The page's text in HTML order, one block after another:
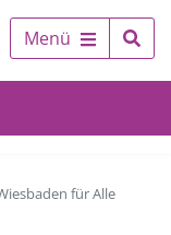
Menü
für Alle